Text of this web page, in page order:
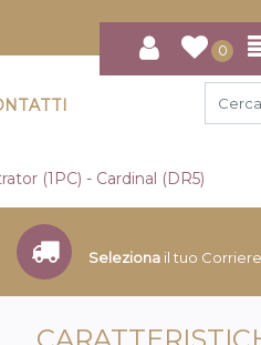
0
(1PC) - Cardinal (DR5)
Seleziona il tuo Corriere